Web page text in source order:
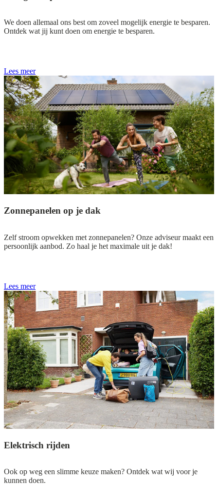
We doen allemaal ons best om zoveel mogelijk energie te besparen.
Ontdek wat jij kunt doen om energie te besparen.
Lees meer
Zonnepanelen op je dak
Zelf stroom opwekken met zonnepanelen? Onze adviseur maakt een
persoonlijk aanbod. Zo haal je het maximale uit je dak!
Lees meer
Elektrisch rijden
Ook op weg een slimme keuze maken? Ontdek wat wij voor je
kunnen doen.